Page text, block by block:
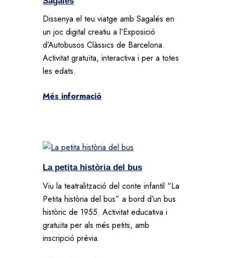
Dissenya el teu viatge amb Sagalés en
un joc digital creatiu a l’Exposició
d’Autobusos Clàssics de Barcelona.
Activitat gratuïta, interactiva i per a totes
les edats.
Més informació
La petita història del bus
Viu la teatralització del conte infantil “La
Petita història del bus” a bord d’un bus
històric de 1955. Activitat educativa i
gratuïta per als més petits, amb
inscripció prèvia.